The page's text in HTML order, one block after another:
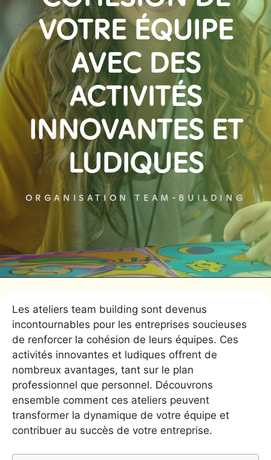
VOTRE ÉQUIPE
AVEC DES
ACTIVITÉS
INNOVANTES ET
LUDIQUES
ORGANISATION TEAM-BUILDING
Les ateliers team building sont devenus
incontournables pour les entreprises soucieuses
de renforcer la cohésion de leurs équipes. Ces
activités innovantes et ludiques offrent de
nombreux avantages, tant sur le plan
professionnel que personnel. Découvrons
ensemble comment ces ateliers peuvent
transformer la dynamique de votre équipe et
contribuer au succès de votre entreprise.